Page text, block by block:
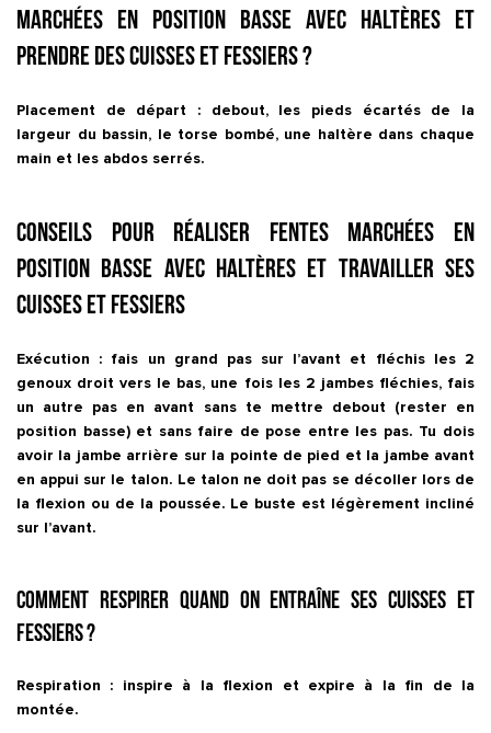
marchées en position basse avec haltères et
prendre des cuisses et fessiers ?
Placement de départ : debout, les pieds écartés de la
largeur du bassin, le torse bombé, une haltère dans chaque
main et les abdos serrés.
Conseils pour réaliser Fentes marchées en
position basse avec haltères et travailler ses
cuisses et fessiers
Exécution : fais un grand pas sur l’avant et fléchis les 2
genoux droit vers le bas, une fois les 2 jambes fléchies, fais
un autre pas en avant sans te mettre debout (rester en
position basse) et sans faire de pose entre les pas. Tu dois
avoir la jambe arrière sur la pointe de pied et la jambe avant
en appui sur le talon. Le talon ne doit pas se décoller lors de
la flexion ou de la poussée. Le buste est légèrement incliné
sur l’avant.
Comment respirer quand on entraîne ses cuisses et
fessiers ?
Respiration : inspire à la flexion et expire à la fin de la
montée.